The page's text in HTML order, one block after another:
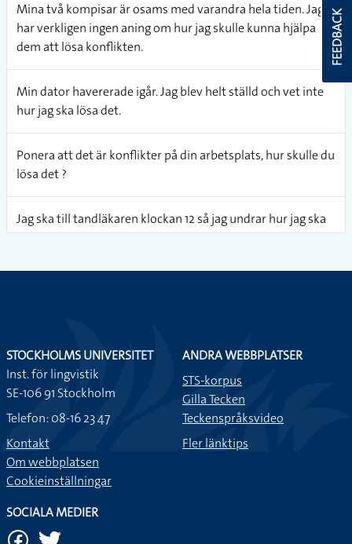
Mina två kompisar är osams med varandra hela tiden. Jag
har verkligen ingen aning om hur jag skulle kunna hjälpa
dem att lösa konflikten.
Min dator havererade igår. Jag blev helt ställd och vet inte
hur jag ska lösa det.
Ponera att det är konflikter på din arbetsplats, hur skulle du
lösa det ?
Jag ska till tandläkaren klockan 12 så jag undrar hur jag ska
göra med lunchen.
Femkamp är riktigt roligt för man måste försöka komma
på hur man ska lösa alla delmoment.
FEEDBACK
STOCKHOLMS UNIVERSITET
Inst. för lingvistik
SE-106 91 Stockholm
Telefon: 08-16 23 47
Kontakt
Om webbplatsen
Cookieinställningar
ANDRA WEBBPLATSER
STS-korpus
Gilla Tecken
Teckenspråksvideo
Fler länktips
SOCIALA MEDIER